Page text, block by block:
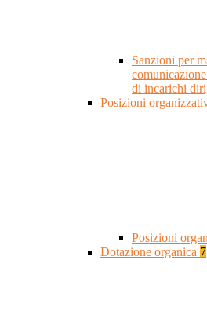
Sanzioni per
di incarichi
Posizioni
Posizioni
Dotazione organica 7